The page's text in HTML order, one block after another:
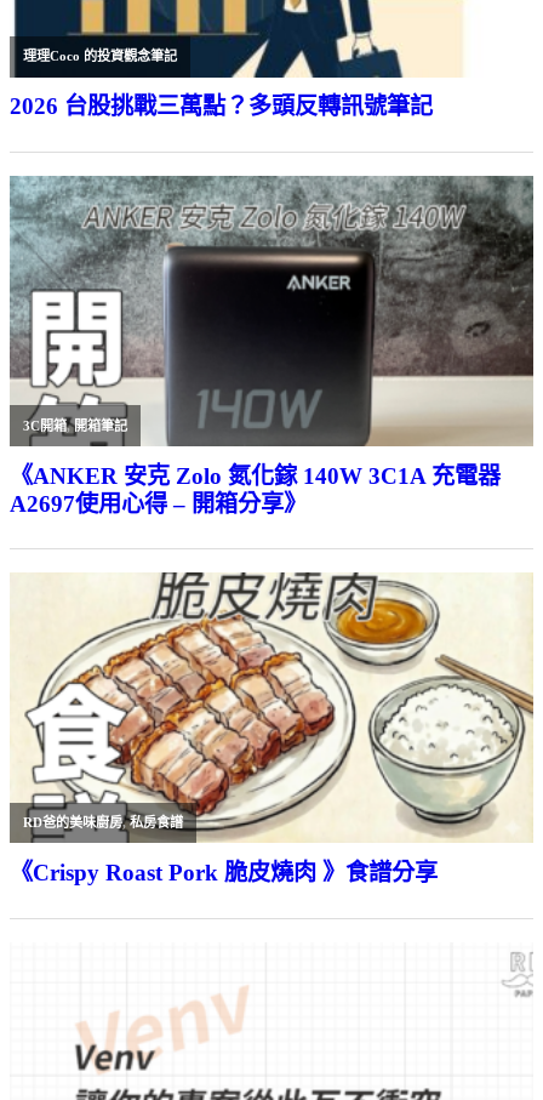
理理Coco 的投資觀念筆記
2026 台股挑戰三萬點？多頭反轉訊號筆記
3C開箱,開箱筆記
《ANKER 安克 Zolo 氮化鎵 140W 3C1A 充電器
A2697使用心得 – 開箱分享》
RD爸的美味廚房,私房食譜
《Crispy Roast Pork 脆皮燒肉 》食譜分享